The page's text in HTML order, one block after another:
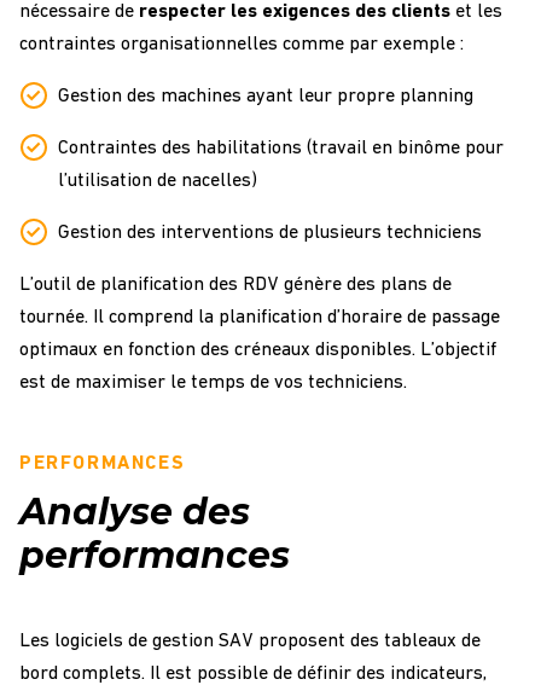
nécessaire de respecter les exigences des clients et les
contraintes organisationnelles comme par exemple :
Gestion des machines ayant leur propre planning
Contraintes des habilitations (travail en binôme pour
l’utilisation de nacelles)
Gestion des interventions de plusieurs techniciens
L’outil de planification des RDV génère des plans de
tournée. Il comprend la planification d’horaire de passage
optimaux en fonction des créneaux disponibles. L’objectif
est de maximiser le temps de vos techniciens.
PERFORMANCES
Analyse des
performances
Les logiciels de gestion SAV proposent des tableaux de
bord complets. Il est possible de définir des indicateurs,